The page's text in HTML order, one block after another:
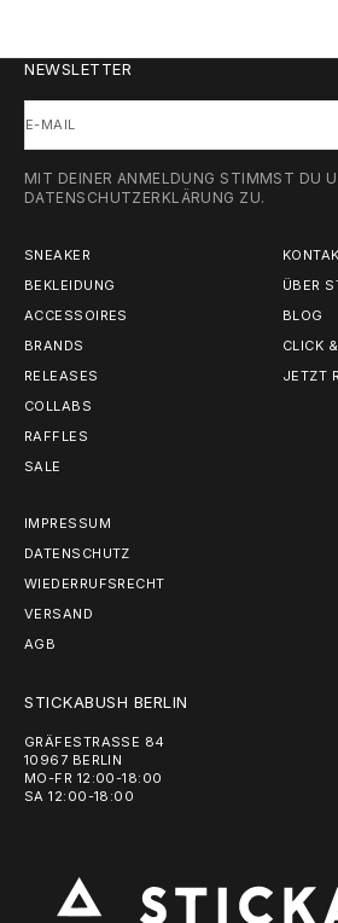
NEWSLETTER
E-MAIL
MIT DEINER ANMELDUNG STIMMST DU
DATENSCHUTZERKLÄRUNG ZU.
SNEAKER
BEKLEIDUNG
ACCESSOIRES
BRANDS
RELEASES
COLLABS
RAFFLES
SALE
ÜBER
BLOG
CLICK
JETZT
IMPRESSUM
DATENSCHUTZ
WIEDERRUFSRECHT
VERSAND
AGB
STICKABUSH BERLIN
GRÄFESTRASSE 84
10967 BERLIN
MO-FR 12:00-18:00
SA 12:00-18:00